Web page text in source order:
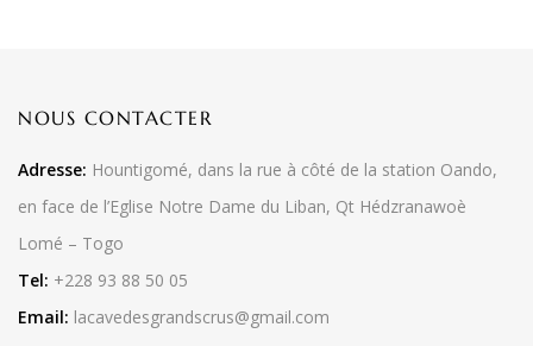
NOUS CONTACTER
Adresse: Hountigomé, dans la rue à côté de la station Oando,
en face de l’Eglise Notre Dame du Liban, Qt Hédzranawoè
Lomé – Togo
Tel: +228 93 88 50 05
Email: lacavedesgrandscrus@gmail.com